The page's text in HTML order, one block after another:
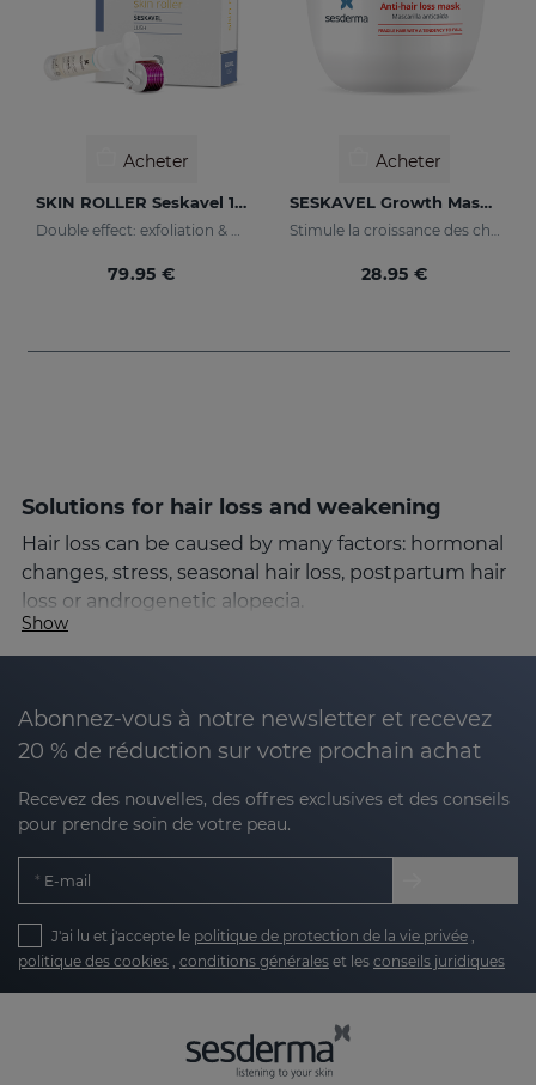
Acheter
SKIN ROLLER Seskavel 10ml
Double effect: exfoliation & effectiveness
79.95 €
Acheter
SESKAVEL Growth Masque Anti-Chute
Stimule la croissance des cheveux.
28.95 €
Solutions for hair loss and weakening
Hair loss can be caused by many factors: hormonal
changes, stress, seasonal hair loss, postpartum hair
loss or androgenetic alopecia.
increases, the hair loses density, thickness and
Strengthen the hair follicle
Improve microcirculation in the scalp
Stimulate hair growth
Its formulas incorporate growth factors, caffeine,
Show
Abonnez-vous à notre newsletter et recevez
20 % de réduction sur votre prochain achat
Recevez des nouvelles, des offres exclusives et des conseils
pour prendre soin de votre peau.
E-mail
J'ai lu et j'accepte le politique de protection de la vie privée ,
politique des cookies , conditions générales et les conseils juridiques